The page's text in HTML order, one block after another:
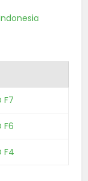
F7
F6
F4